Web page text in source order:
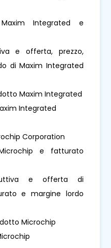
Integrated e
e offerta, prezzo,
di Maxim Integrated
Maxim Integrated
Integrated
Corporation
e fatturato
e offerta di
e margine lordo
Microchip